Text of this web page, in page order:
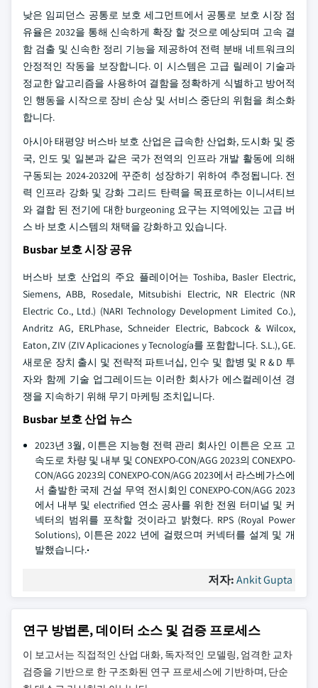
낮은 임피던스 공통로 보호 세그먼트에서 공통로 보호 시장 점
유율은 2032을 통해 신속하게 확장 할 것으로 예상되며 고속 결
함 검출 및 신속한 정리 기능을 제공하여 전력 분배 네트워크의
안정적인 작동을 보장합니다. 이 시스템은 고급 릴레이 기술과
정교한 알고리즘을 사용하여 결함을 정확하게 식별하고 방어적
인 행동을 시작으로 장비 손상 및 서비스 중단의 위험을 최소화
합니다.
아시아 태평양 버스바 보호 산업은 급속한 산업화, 도시화 및 중
국, 인도 및 일본과 같은 국가 전역의 인프라 개발 활동에 의해
구동되는 2024-2032에 꾸준히 성장하기 위하여 추정됩니다. 전
력 인프라 강화 및 강화 그리드 탄력을 목표로하는 이니셔티브
와 결합 된 전기에 대한 burgeoning 요구는 지역에있는 고급 버
스 바 보호 시스템의 채택을 강화하고 있습니다.
Busbar 보호 시장 공유
버스바 보호 산업의 주요 플레이어는 Toshiba, Basler Electric,
Siemens, ABB, Rosedale, Mitsubishi Electric, NR Electric (NR
Electric Co., Ltd.) (NARI Technology Development Limited Co.),
Andritz AG, ERLPhase, Schneider Electric, Babcock & Wilcox,
Eaton, ZIV (ZIV Aplicaciones y Tecnología를 포함합니다. S.L.), GE.
새로운 장치 출시 및 전략적 파트너십, 인수 및 합병 및 R & D 투
자와 함께 기술 업그레이드는 이러한 회사가 에스컬레이션 경
쟁을 지속하기 위해 무기 마케팅 조치입니다.
Busbar 보호 산업 뉴스
2023년 3월, 이튼은 지능형 전력 관리 회사인 이튼은 오프 고
속도로 차량 및 내부 및 CONEXPO-CON/AGG 2023의 CONEXPO-
CON/AGG 2023의 CONEXPO-CON/AGG 2023에서 라스베가스에
서 출발한 국제 건설 무역 전시회인 CONEXPO-CON/AGG 2023
에서 내부 및 electrified 연소 공사를 위한 전원 터미널 및 커
넥터의 범위를 포착할 것이라고 밝혔다. RPS (Royal Power
Solutions), 이튼은 2022 년에 걸렸으며 커넥터를 설계 및 개
발했습니다.·
저자:Ankit Gupta
연구 방법론, 데이터 소스 및 검증 프로세스
이 보고서는 직접적인 산업 대화, 독자적인 모델링, 엄격한 교차
검증을 기반으로 한 구조화된 연구 프로세스에 기반하며, 단순